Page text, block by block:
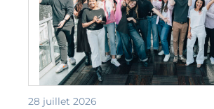
28 juillet 2026